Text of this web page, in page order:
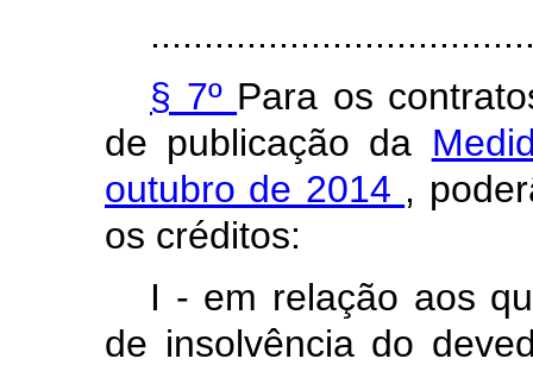
§ 7º Para os
de publicação da
outubro de 2014 ,
os créditos:
I - em relação aos
de insolvência do